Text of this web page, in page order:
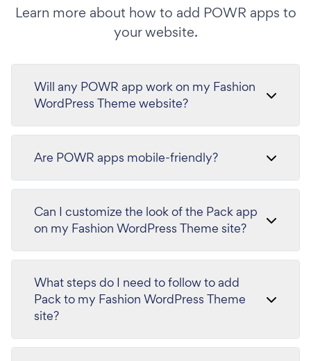
Learn more about how to add POWR apps to
your website.
Will any POWR app work on my Fashion
WordPress Theme website?
Are POWR apps mobile-friendly?
Can I customize the look of the Pack app
on my Fashion WordPress Theme site?
What steps do I need to follow to add
Pack to my Fashion WordPress Theme
site?